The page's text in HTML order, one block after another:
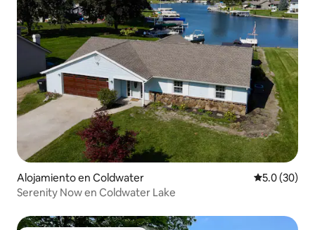
Alojamiento en Coldwater Calificación
5.0 (30)
Serenity Now en Coldwater Lake